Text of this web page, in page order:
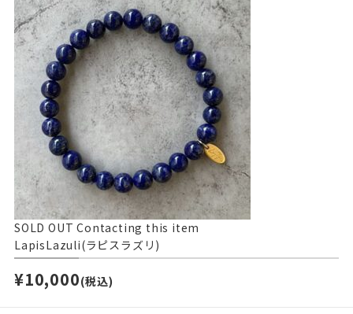
SOLD OUTContacting this item
LapisLazuli(ラピスラズリ)
¥10,000(税込)